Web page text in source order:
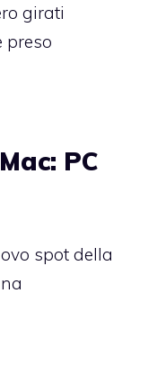
girati
preso
PC
spot della